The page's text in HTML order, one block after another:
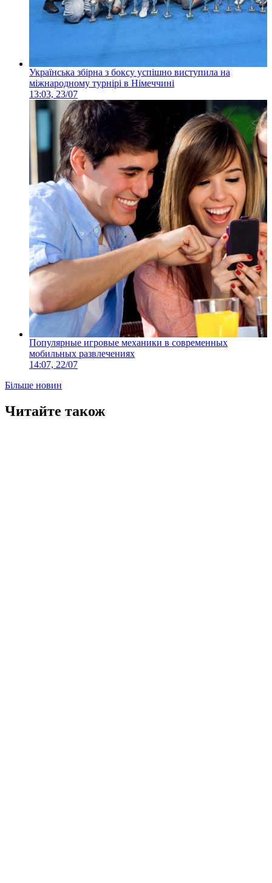
Українська збірна з боксу успішно виступила на
міжнародному турнірі в Німеччині
13:03, 23/07
Популярные игровые механики в современных
мобильных развлечениях
14:07, 22/07
Більше новин
Читайте також